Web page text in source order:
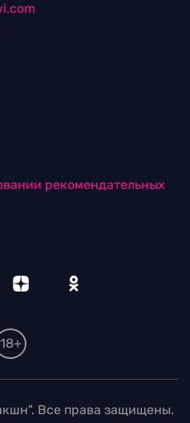
рекомендательных
18+
Все права защищены.